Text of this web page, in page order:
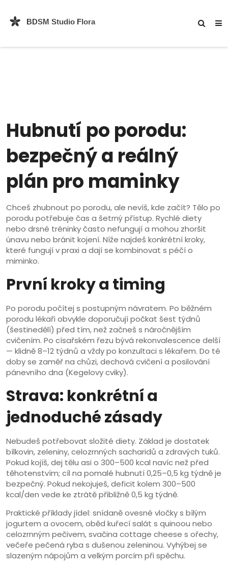
Hubnutí po porodu:
bezpečný a reálný
plán pro maminky
Chceš zhubnout po porodu, ale nevíš, kde začít? Tělo po
porodu potřebuje čas a šetrný přístup. Rychlé diety
nebo drsné tréninky často nefungují a mohou zhoršit
únavu nebo bránit kojení. Níže najdeš konkrétní kroky,
které fungují v praxi a dají se kombinovat s péčí o
miminko.
První kroky a timing
Po porodu počítej s postupným návratem. Po běžném
porodu lékaři obvykle doporučují počkat šest týdnů
(šestinedělí) před tím, než začneš s náročnějším
cvičením. Po císařském řezu bývá rekonvalescence delší
— klidně 8–12 týdnů a vždy po konzultaci s lékařem. Do té
doby se zaměř na chůzi, dechová cvičení a posilování
pánevního dna (Kegelovy cviky).
Strava: konkrétní a
jednoduché zásady
Nebudeš potřebovat složité diety. Základ je dostatek
bílkovin, zeleniny, celozrnných sacharidů a zdravých tuků.
Pokud kojíš, dej tělu asi o 300–500 kcal navíc než před
těhotenstvím; cíl na pomalé hubnutí 0,25–0,5 kg týdně je
bezpečný. Pokud nekojuješ, deficit kolem 300–500
kcal/den vede ke ztrátě přibližně 0,5 kg týdně.
Praktické příklady jídel: snídaně ovesné vločky s bílým
jogurtem a ovocem, oběd kuřecí salát s quinoou nebo
celozrnným pečivem, svačina cottage cheese s ořechy,
večeře pečená ryba s dušenou zeleninou. Vyhýbej se
slazeným nápojům a velkým porcím při spěchu.